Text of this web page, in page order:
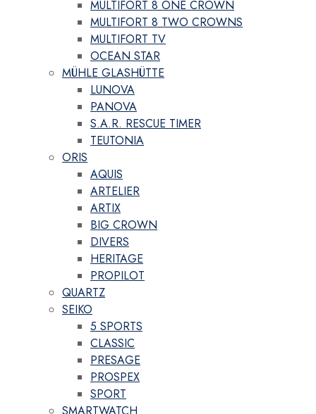
MULTIFORT 8 ONE CROWN
MULTIFORT 8 TWO CROWNS
MULTIFORT TV
OCEAN STAR
MÜHLE GLASHÜTTE
LUNOVA
PANOVA
S.A.R. RESCUE TIMER
TEUTONIA
ORIS
AQUIS
ARTELIER
ARTIX
BIG CROWN
DIVERS
HERITAGE
PROPILOT
QUARTZ
SEIKO
5 SPORTS
CLASSIC
PRESAGE
PROSPEX
SPORT